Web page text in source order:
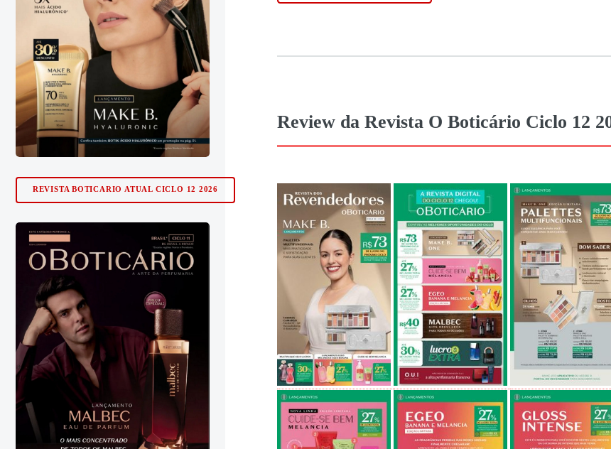
Review da Revista O Boticário Ciclo 12
REVISTA BOTICARIO ATUAL CICLO 12 2026